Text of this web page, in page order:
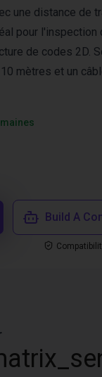
une distance de
pour l'inspection
de codes 2D.
mètres et un
Build A